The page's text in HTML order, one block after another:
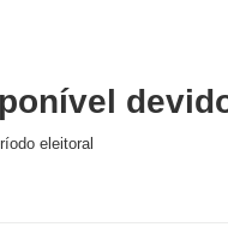
eleitoral